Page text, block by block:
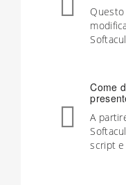
Come
A
script e